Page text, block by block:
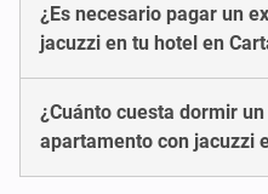
¿Es necesario pagar un
jacuzzi en tu hotel en
¿Cuánto cuesta dormir
apartamento con jacuzzi